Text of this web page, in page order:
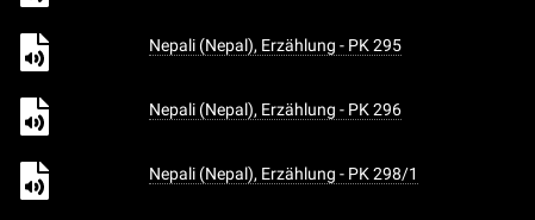
Nepali (Nepal), Erzählung - PK 295
Nepali (Nepal), Erzählung - PK 296
Nepali (Nepal), Erzählung - PK 298/1